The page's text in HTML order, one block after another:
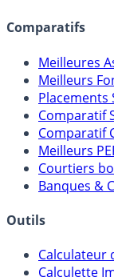
assureurs,
Comparatifs
Meilleures
Meilleurs
Placements
Comparatif
Comparatif
Meilleurs
Courtiers
Banques &
Outils